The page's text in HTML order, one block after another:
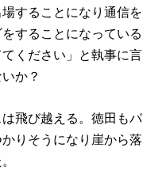
することになり通信を
することになっている
ください」と執事に言
か？
飛び越える。徳田もパ
りそうになり崖から落